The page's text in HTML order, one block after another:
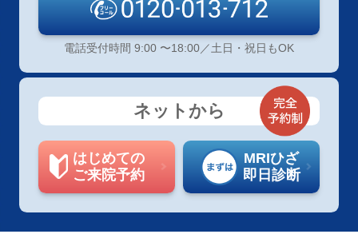
電話受付時間 9:00 〜18:00／土日・祝日もOK
ネットから
はじめての
ご来院予約
MRIひざ
即日診断